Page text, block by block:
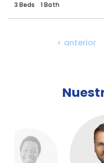
3 Beds 1 Bath
< anterior